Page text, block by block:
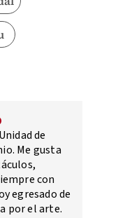
de
Me gusta
con
egresado de
por el arte.